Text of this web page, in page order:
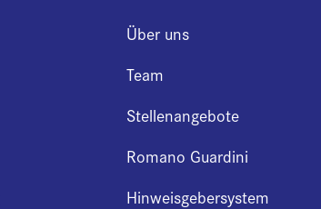
Über uns
Team
Stellenangebote
Romano Guardini
Hinweisgebersystem